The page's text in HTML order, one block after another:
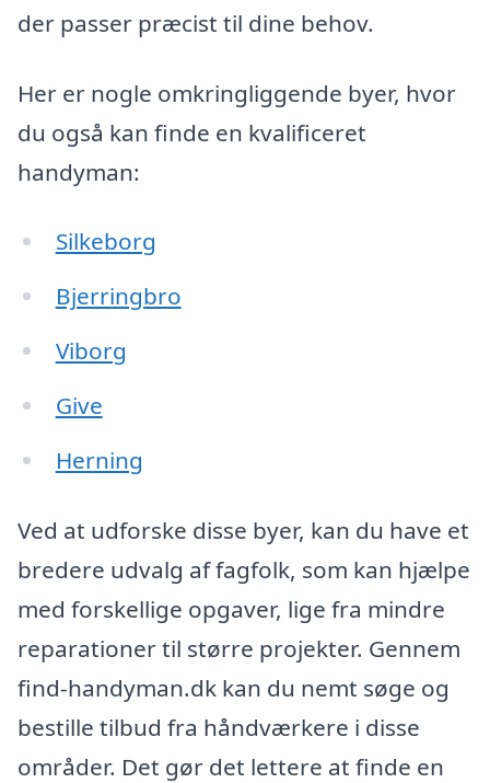
der passer præcist til dine behov.
Her er nogle omkringliggende byer, hvor
du også kan finde en kvalificeret
handyman:
Silkeborg
Bjerringbro
Viborg
Give
Herning
Ved at udforske disse byer, kan du have et
bredere udvalg af fagfolk, som kan hjælpe
med forskellige opgaver, lige fra mindre
reparationer til større projekter. Gennem
find-handyman.dk kan du nemt søge og
bestille tilbud fra håndværkere i disse
områder. Det gør det lettere at finde en